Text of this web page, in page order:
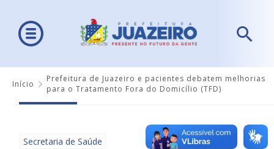
Início
Prefeitura de Juazeiro e pacientes debatem melhorias
para o Tratamento Fora do Domicílio (TFD)
Secretaria de Saúde